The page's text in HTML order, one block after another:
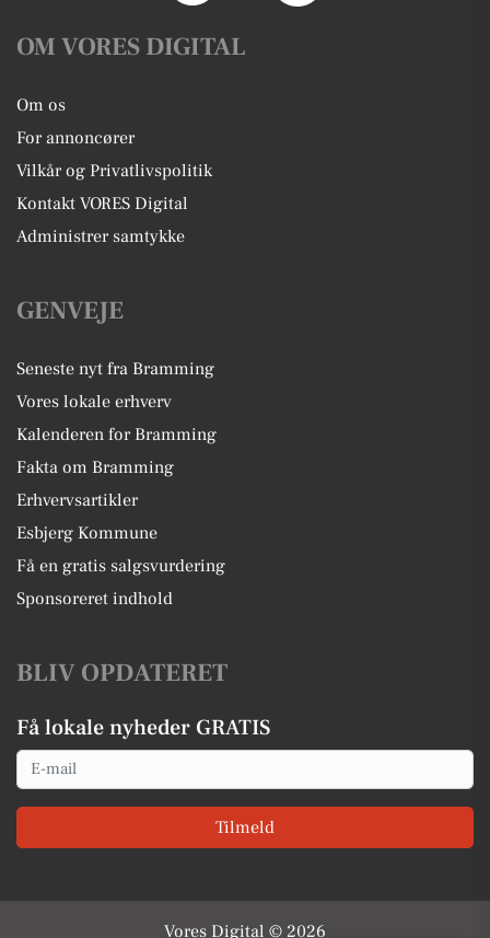
OM VORES DIGITAL
Om os
For annoncører
Vilkår og Privatlivspolitik
Kontakt VORES Digital
Administrer samtykke
GENVEJE
Seneste nyt fra Bramming
Vores lokale erhverv
Kalenderen for Bramming
Fakta om Bramming
Erhvervsartikler
Esbjerg Kommune
Få en gratis salgsvurdering
Sponsoreret indhold
BLIV OPDATERET
Få lokale nyheder GRATIS
Email
Tilmeld
Vores Digital © 2026